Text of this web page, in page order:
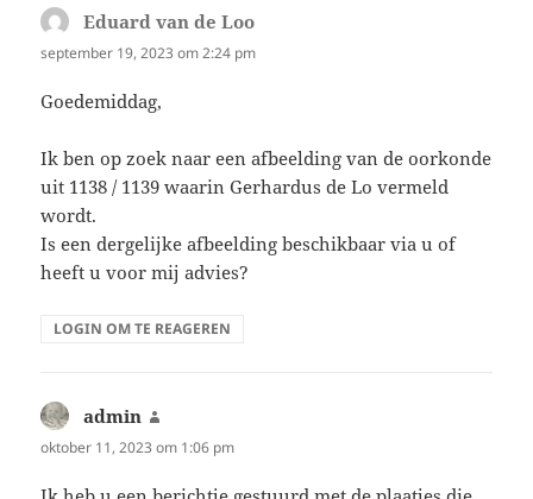
Eduard van de Loo
september 19, 2023 om 2:24 pm
Goedemiddag,
Ik ben op zoek naar een afbeelding van de oorkonde
uit 1138 / 1139 waarin Gerhardus de Lo vermeld
wordt.
Is een dergelijke afbeelding beschikbaar via u of
heeft u voor mij advies?
LOGIN OM TE REAGEREN
admin
oktober 11, 2023 om 1:06 pm